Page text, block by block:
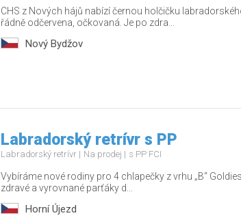
CHS z Nových hájů nabízí černou holčičku
řádně odčervena, očkovaná. Je po zdra...
Nový Bydžov
Labradorský retrívr s PP
Labradorský retrívr Na prodej s PP FCI
Vybíráme nové rodiny pro 4 chlapečky z vrhu „B“
zdravé a vyrovnané parťáky d...
Horní Újezd